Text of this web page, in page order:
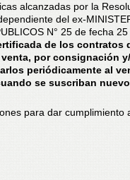
alcanzadas por la
del ex-
N° 25 de fecha
de los contratos
por consignación
periódicamente al
se suscriban
para dar cumplimiento